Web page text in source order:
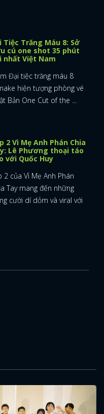
Tiệc Trăng Máu 8: Sở
cú one shot 35 phút
nhất Việt Nam
Đại tiệc trăng máu 8
hiện tượng phòng vé
Bản One Cut of the ...
2 Vì Mẹ Anh Phán Chia
Lê Phương thoại táo
với Quốc Huy
2 của Vì Mẹ Anh Phán
Tay mang đến những
cười dí dỏm và viral với